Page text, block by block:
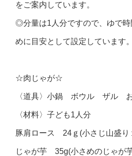
をご案内しています。
◎分量は1人分ですので、ゆで時
めに目安として設定しています。
☆肉じゃが☆
〈道具〉小鍋 ボウル ザル
〈材料〉子ども1人分
豚肩ロース 24ｇ(小さじ山盛り
じゃが芋 35g(小さめのじゃが